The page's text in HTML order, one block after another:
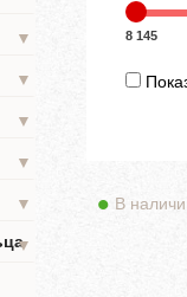
▼
▼
▼
▼
▼
▼
8 145
В